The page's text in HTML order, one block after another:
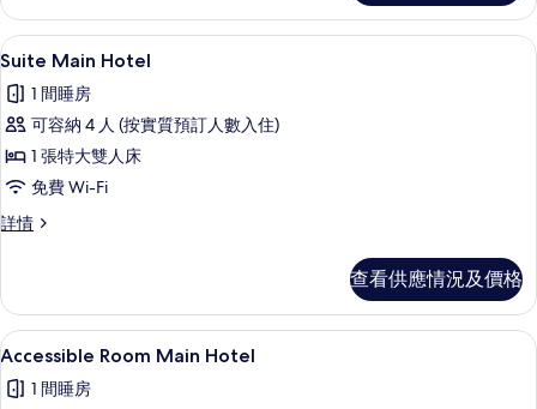
相
片
詳
情
載
入
所
有
Suite
Main
Hotel
片
Suite Main Hotel | 埃及棉床單、防敏
5
Suite Main Hotel
1 間睡房
可容納 4 人 (按實質預訂人數入住)
1 張特大雙人床
免費 Wi-Fi
詳情
Suite
情
查看供應情況及價格
載
入
Accessible Room Main Hotel | 埃及
5
Accessible Room Main Hotel
1 間睡房